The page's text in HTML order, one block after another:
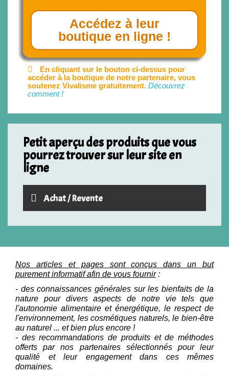
Accédez à leur
boutique en ligne !
En cliquant sur le bouton ci-dessus pour
accéder à la boutique de notre partenaire, vous
soutenez Vivalisme gratuitement. Découvrez
comment !
Petit aperçu des produits que vous
pourrez trouver sur leur site en
ligne
Achat / Revente
Nos articles et pages sont conçus dans un but
purement informatif afin de vous fournir:
- des connaissances générales sur les bienfaits de la
nature pour divers aspects de notre vie tels que
l'autonomie alimentaire et énergétique, le respect de
l'environnement, les cosmétiques naturels, le bien-être
au naturel ... et bien plus encore !
- des recommandations de produits et de méthodes
offerts par nos partenaires sélectionnés pour leur
qualité et leur engagement dans ces mêmes
domaines.